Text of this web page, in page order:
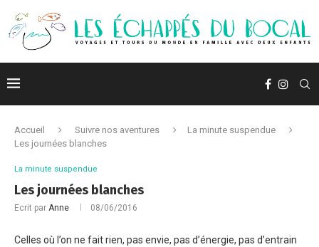
Accueil Suivre nos aventures
La minute suspendue
Les journées blanches
La minute suspendue
Les journées blanches
Ecrit par Anne 08/06/2016
Celles où l’on ne fait rien, pas envie, pas d’énergie, pas d’entrain